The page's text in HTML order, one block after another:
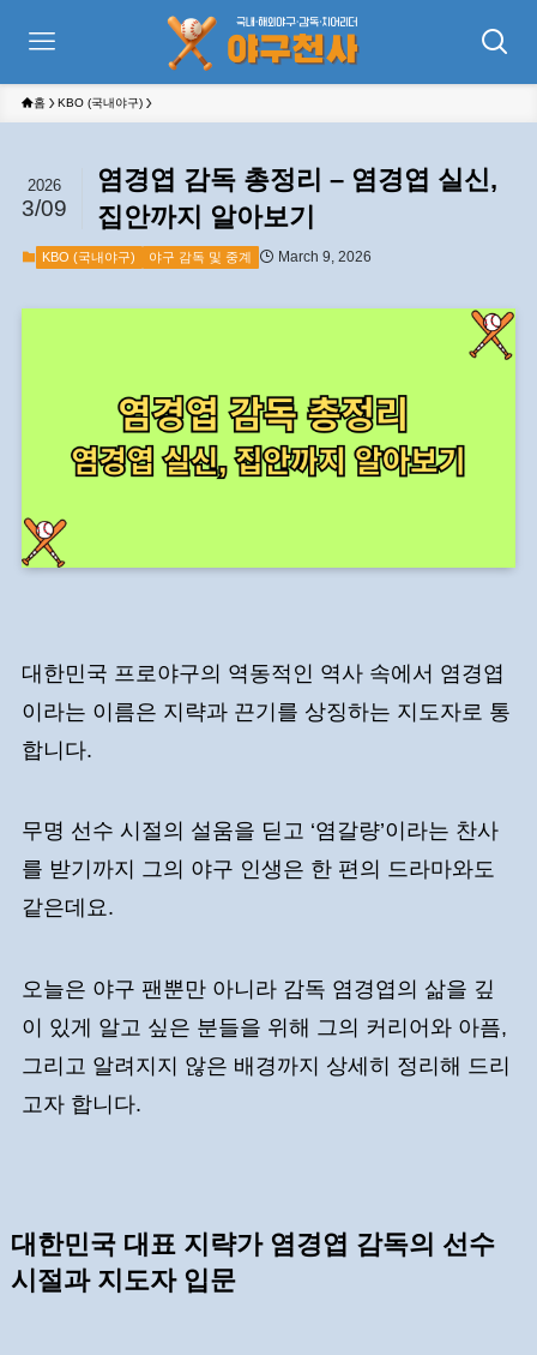
홈 KBO (국내야구)
염경엽 감독 총정리 – 염경엽 실신,
집안까지 알아보기
2026
3/09
KBO (국내야구) 야구 감독 및 중계 March 9, 2026
대한민국 프로야구의 역동적인 역사 속에서 염경엽
이라는 이름은 지략과 끈기를 상징하는 지도자로 통
합니다.
무명 선수 시절의 설움을 딛고 ‘염갈량’이라는 찬사
를 받기까지 그의 야구 인생은 한 편의 드라마와도
같은데요.
오늘은 야구 팬뿐만 아니라 감독 염경엽의 삶을 깊
이 있게 알고 싶은 분들을 위해 그의 커리어와 아픔,
그리고 알려지지 않은 배경까지 상세히 정리해 드리
고자 합니다.
대한민국 대표 지략가 염경엽 감독의 선수
시절과 지도자 입문